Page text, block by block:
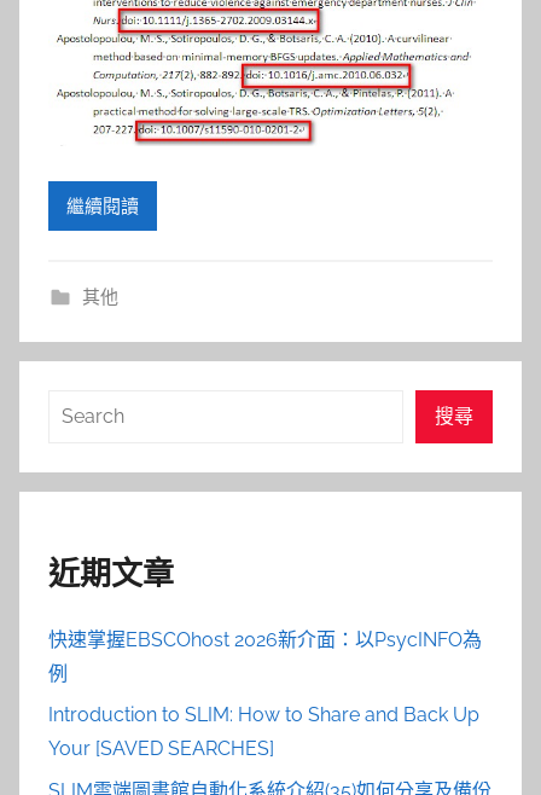
繼續閱讀
其他
搜
搜尋
近期文章
快速掌握EBSCOhost 2026新介面：以PsycINFO為
例
Introduction to SLIM: How to Share and Back Up
Your [SAVED SEARCHES]
SLIM雲端圖書館自動化系統介紹(35)如何分享及備份